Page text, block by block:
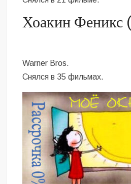
Хоакин Феникс
Warner Bros.
Снялся в 35 фильмах.